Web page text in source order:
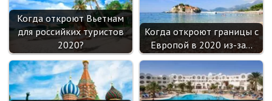
Когда откроют Вьетнам
для российких туристов
2020?
Когда откроют границы с
Европой в 2020 из-за…